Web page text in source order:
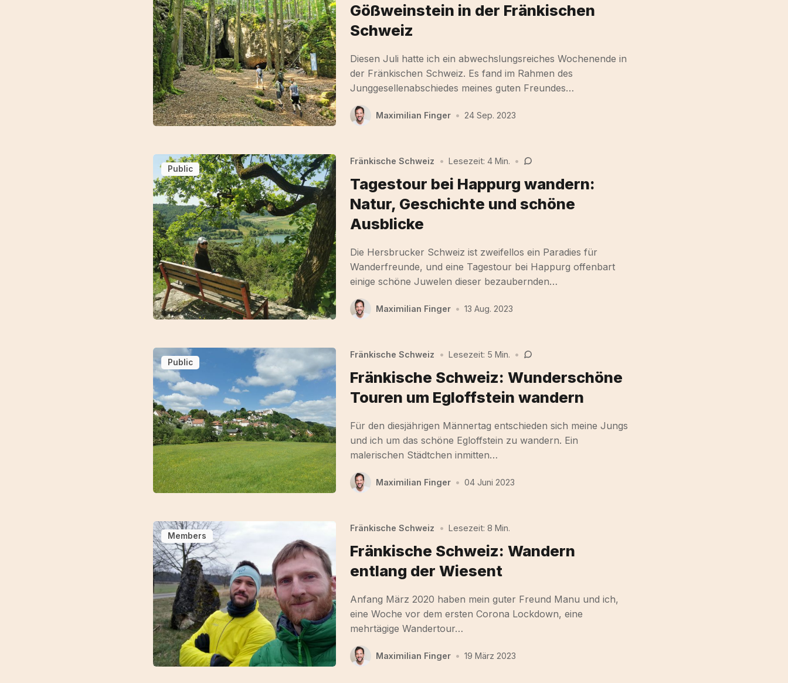
Gößweinstein in der Fränkischen
Schweiz
Diesen Juli hatte ich ein abwechslungsreiches Wochenende in
der Fränkischen Schweiz. Es fand im Rahmen des
Junggesellenabschiedes meines guten Freundes…
Maximilian Finger • 24 Sep. 2023
Public
Fränkische Schweiz • Lesezeit: 4 Min. •
Tagestour bei Happurg wandern:
Natur, Geschichte und schöne
Ausblicke
Die Hersbrucker Schweiz ist zweifellos ein Paradies für
Wanderfreunde, und eine Tagestour bei Happurg offenbart
einige schöne Juwelen dieser bezaubernden…
Maximilian Finger • 13 Aug. 2023
Public
Fränkische Schweiz • Lesezeit: 5 Min. •
Fränkische Schweiz: Wunderschöne
Touren um Egloffstein wandern
Für den diesjährigen Männertag entschieden sich meine Jungs
und ich um das schöne Egloffstein zu wandern. Ein
malerischen Städtchen inmitten…
Maximilian Finger • 04 Juni 2023
Members
Fränkische Schweiz • Lesezeit: 8 Min.
Fränkische Schweiz: Wandern
entlang der Wiesent
Anfang März 2020 haben mein guter Freund Manu und ich,
eine Woche vor dem ersten Corona Lockdown, eine
mehrtägige Wandertour…
Maximilian Finger • 19 März 2023